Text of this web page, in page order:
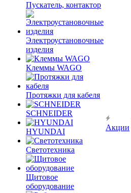
Пускатель, контактор
Электроустановочные
изделия
Клеммы WAGO
Протяжки для кабеля
SCHNEIDER
HYUNDAI
Светотехника
Щитовое
оборудование
Акции